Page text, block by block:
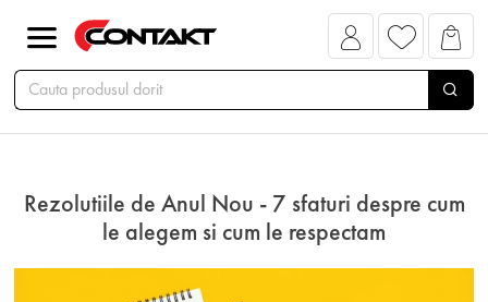
Rezolutiile de Anul Nou - 7 sfaturi despre cum
le alegem si cum le respectam